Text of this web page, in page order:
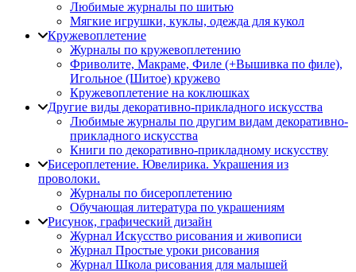
Любимые журналы по шитью
Мягкие игрушки, куклы, одежда для кукол
Кружевоплетение
Журналы по кружевоплетению
Фриволите, Макраме, Филе (+Вышивка по филе),
Игольное (Шитое) кружево
Кружевоплетение на коклюшках
Другие виды декоративно-прикладного искусства
Любимые журналы по другим видам декоративно-
прикладного искусства
Книги по декоративно-прикладному искусству
Бисероплетение. Ювелирика. Украшения из
проволоки.
Журналы по бисероплетению
Обучающая литература по украшениям
Рисунок, графический дизайн
Журнал Искусство рисования и живописи
Журнал Простые уроки рисования
Журнал Школа рисования для малышей